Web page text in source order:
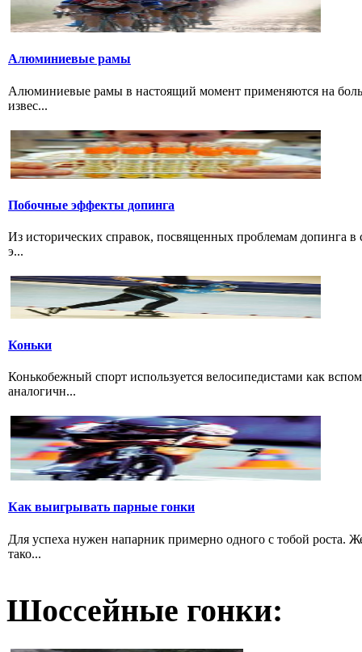
Алюминиевые рамы
Алюминиевые рамы в настоящий момент применяются на
извес...
Побочные эффекты допинга
Из исторических справок, посвященных проблемам допинга в
э...
Коньки
Конькобежный спорт используется велосипедистами как
аналогичн...
Как выигрывать парные гонки
Для успеха нужен напарник примерно одного с тобой роста.
тако...
Шоссейные гонки: